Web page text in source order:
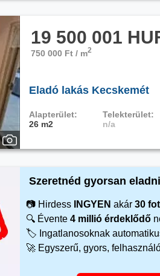
19 500 001
750 000 Ft / m2
Eladó lakás Kecskemét
Alapterület:
26 m2
Telekterület:
n/a
Szeretnéd gyorsan
📷 Hirdess INGYEN akár 30
🔍 Évente 4 millió érdeklődő
🏷️ Ingatlanosoknak
🚀 Egyszerű, gyors,